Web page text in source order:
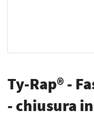
all'inizio
galleria
Ty-Rap® -
- chiusura